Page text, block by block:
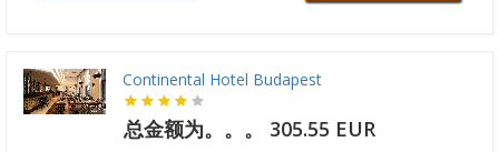
Continental Hotel Budapest
总金额为。。。 305.55 EUR